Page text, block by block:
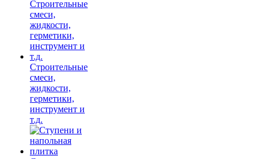
Строительные
смеси,
жидкости,
герметики,
инструмент и
т.д.